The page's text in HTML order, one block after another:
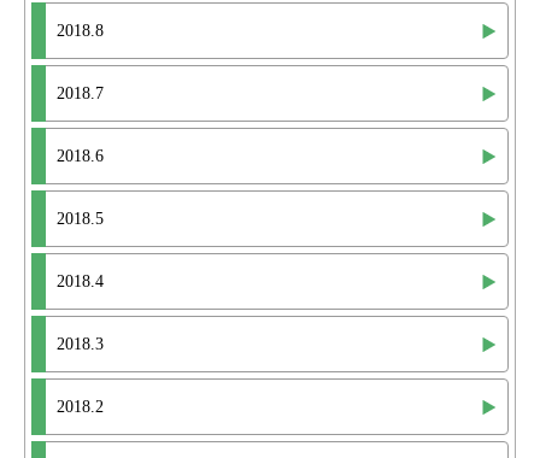
2018.8
2018.7
2018.6
2018.5
2018.4
2018.3
2018.2